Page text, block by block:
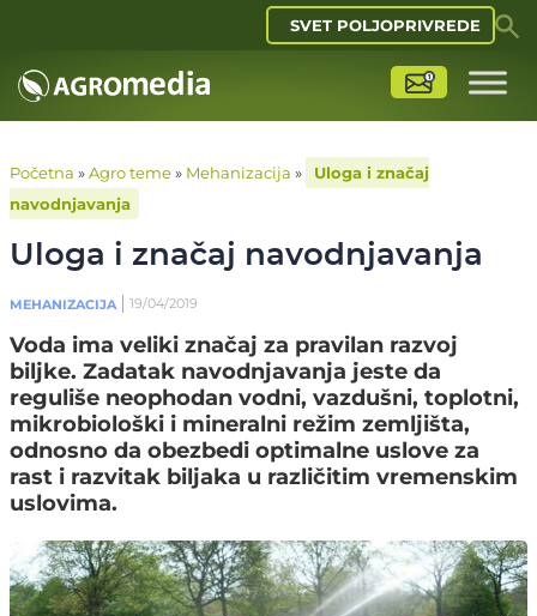
SVET POLJOPRIVREDE
Početna »Agro teme» Mehanizacija »
Uloga i značaj
navodnjavanja
Uloga i značaj navodnjavanja
MEHANIZACIJA 19/04/2019
Voda ima veliki značaj za pravilan razvoj
biljke. Zadatak navodnjavanja jeste da
reguliše neophodan vodni, vazdušni, toplotni,
mikrobiološki i mineralni režim zemljišta,
odnosno da obezbedi optimalne uslove za
rast i razvitak biljaka u različitim vremenskim
uslovima.